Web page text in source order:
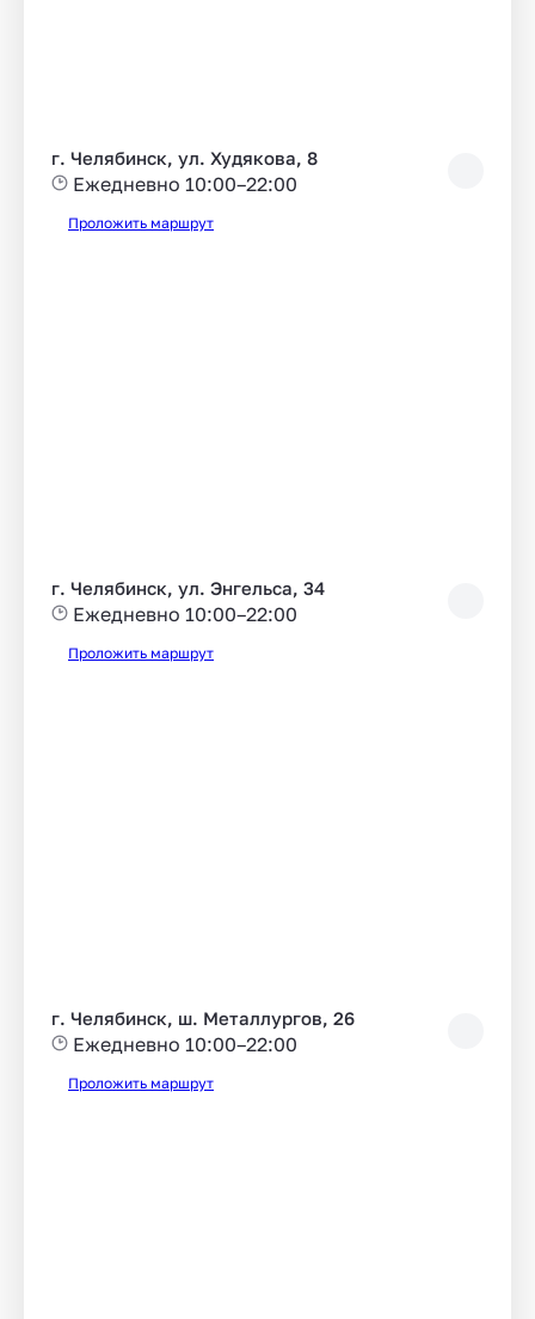
г. Челябинск, ул. Худякова, 8
Ежедневно 10:00–22:00
Проложить маршрут
г. Челябинск, ул. Энгельса, 34
Ежедневно 10:00–22:00
Проложить маршрут
г. Челябинск, ш. Металлургов, 26
Ежедневно 10:00–22:00
Проложить маршрут